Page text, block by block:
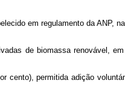
em regulamento da ANP,
de biomassa renovável,
cento), permitida adição